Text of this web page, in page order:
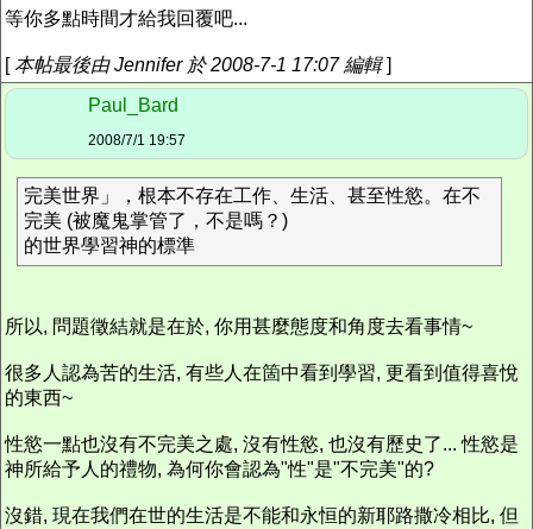
等你多點時間才給我回覆吧...
[本帖最後由 Jennifer 於 2008-7-1 17:07 編輯]
Paul_Bard
2008/7/1 19:57
完美世界」，根本不存在工作、生活、甚至性慾。在不
完美 (被魔鬼掌管了，不是嗎？)
的世界學習神的標準
所以, 問題徵結就是在於, 你用甚麼態度和角度去看事情~
很多人認為苦的生活, 有些人在箇中看到學習, 更看到值得喜悅
的東西~
性慾一點也沒有不完美之處, 沒有性慾, 也沒有歷史了... 性慾是
神所給予人的禮物, 為何你會認為"性"是"不完美"的?
沒錯, 現在我們在世的生活是不能和永恒的新耶路撒冷相比, 但